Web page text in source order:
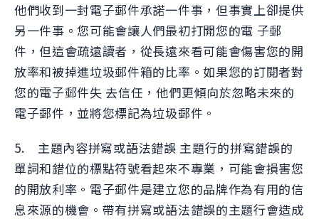
他們收到一封電子郵件承諾一件事，但事實上卻提供
另一件事。您可能會讓人們最初打開您的電 子郵
件，但這會疏遠讀者，從長遠來看可能會傷害您的開
放率和被掉進垃圾郵件箱的比率。如果您的訂閱者對
您的電子郵件失 去信任，他們更傾向於忽略未來的
電子郵件，並將您標記為垃圾郵件。
5. 主題內容拼寫或語法錯誤 主題行的拼寫錯誤的
單詞和錯位的標點符號看起來不專業，可能會損害您
的開放利率。電子郵件是建立您的品牌作為有用的信
息來源的機會。帶有拼寫或語法錯誤的主題行會造成